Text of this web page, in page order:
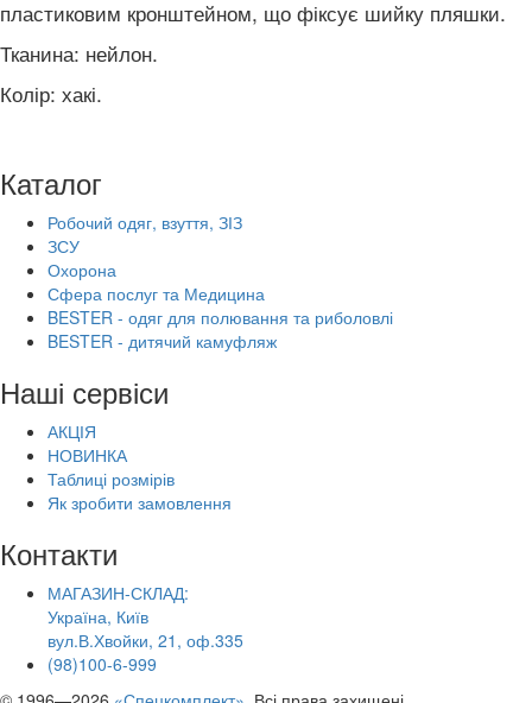
пластиковим кронштейном, що фіксує шийку пляшки.
Тканина: нейлон.
Колір: хакі.
Каталог
Робочий одяг, взуття, ЗІЗ
ЗСУ
Охорона
Сфера послуг та Медицина
BESTER - одяг для полювання та риболовлі
BESTER - дитячий камуфляж
Наші сервіси
АКЦІЯ
НОВИНКА
Таблиці розмірів
Як зробити замовлення
Контакти
МАГАЗИН-СКЛАД:
Україна, Київ
вул.В.Хвойки, 21, оф.335
(98)100-6-999